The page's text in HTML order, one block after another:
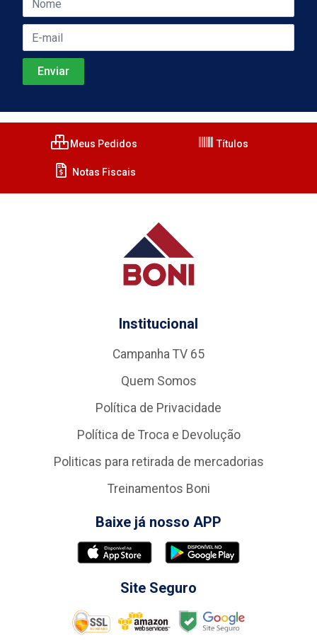
Meus Pedidos Títulos
Notas Fiscais
Institucional
Campanha TV 65
Quem Somos
Política de Privacidade
Política de Troca e Devolução
Politicas para retirada de mercadorias
Treinamentos Boni
Baixe já nosso APP
Site Seguro